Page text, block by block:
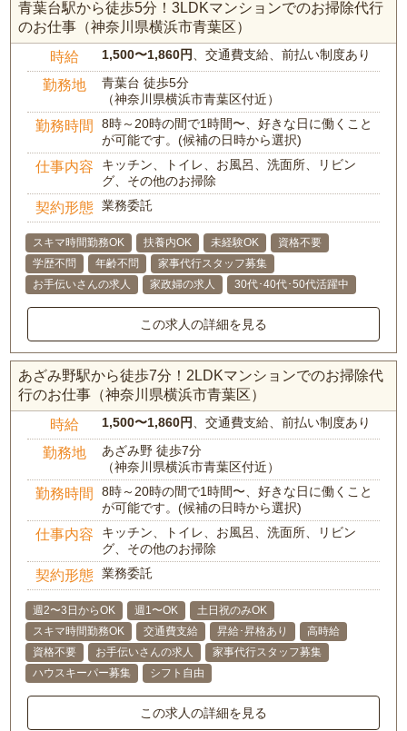
青葉台駅から徒歩5分！3LDKマンションでのお掃除代行
のお仕事（神奈川県横浜市青葉区）
時給 1,500〜1,860円 、交通費支給、前払い制度あり
勤務地
青葉台 徒歩5分
（神奈川県横浜市青葉区付近）
勤務時間
8時～20時の間で1時間〜、好きな日に働くこと
が可能です。(候補の日時から選択)
仕事内容
キッチン、トイレ、お風呂、洗面所、リビン
グ、その他のお掃除
契約形態 業務委託
スキマ時間勤務OK 扶養内OK 未経験OK
資格不要
学歴不問
年齢不問
家事代行スタッフ募集
お手伝いさんの求人
家政婦の求人 30代･40代･50代活躍中
この求人の詳細を見る
あざみ野駅から徒歩7分！2LDKマンションでのお掃除代
行のお仕事（神奈川県横浜市青葉区）
時給 1,500〜1,860円 、交通費支給、前払い制度あり
勤務地
あざみ野 徒歩7分
（神奈川県横浜市青葉区付近）
勤務時間
8時～20時の間で1時間〜、好きな日に働くこと
が可能です。(候補の日時から選択)
仕事内容
キッチン、トイレ、お風呂、洗面所、リビン
グ、その他のお掃除
契約形態 業務委託
週2〜3日からOK 週1〜OK
土日祝のみOK
スキマ時間勤務OK
交通費支給 昇給･昇格あり
高時給
資格不要
お手伝いさんの求人
家事代行スタッフ募集
ハウスキーパー募集
シフト自由
この求人の詳細を見る